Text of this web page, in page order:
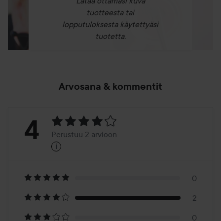
tuotteesta tai
lopputuloksesta käytettyäsi
tuotetta.
Arvosana & kommentit
Arvosana:
Perustuu
2
4 Perustuu 2 arvioon
i
0
2
0